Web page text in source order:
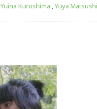
Yuina Kuroshima ,Yuya